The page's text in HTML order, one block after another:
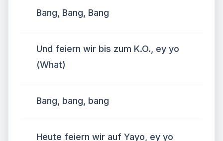
Bang, Bang, Bang
Und feiern wir bis zum K.O., ey yo
(What)
Bang, bang, bang
Heute feiern wir auf Yayo, ey yo